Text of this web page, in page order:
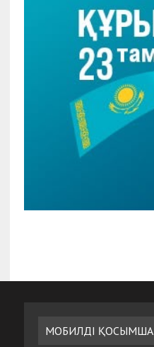
МОБИЛДІ ҚОСЫМША